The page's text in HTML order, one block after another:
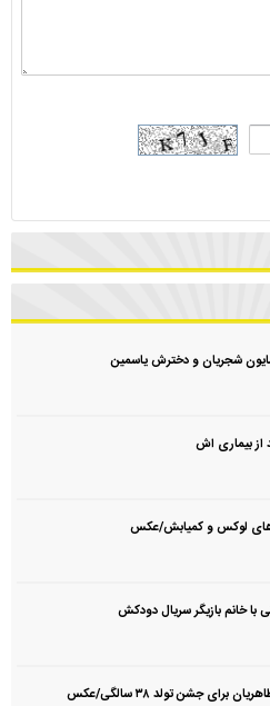
شجریان و دخترش یاسمین
بیماری اش
لوکس و کمیابش/عکس
با خانم بازیگر سریال دودکش
جشن تولد ۳۸ سالگی‌/عکس